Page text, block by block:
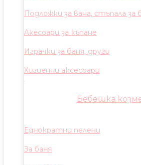
Подложки за вана, стъпала за
Акесоари за къпане
Играчки за баня, други
Хигиенни аксесоари
Бебешка
Еднократни пелени
За баня